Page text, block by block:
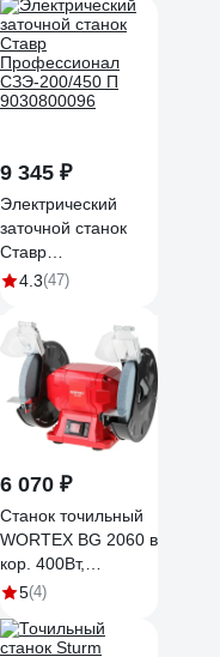
9 345 ₽
Электрический
заточной станок
Ставр
Профессионал
9030800096
4.3(47)
6 070 ₽
Станок точильный
WORTEX BG 2060 в
кор. 400Вт,
200х20х16мм
5(4)